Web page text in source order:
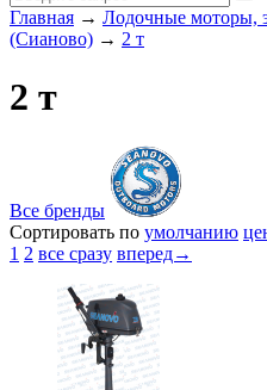
Главная → Лодочные моторы,
(Сианово) → 2 т
2 т
Все бренды
Сортировать по умолчанию
1 2 все сразу вперед→